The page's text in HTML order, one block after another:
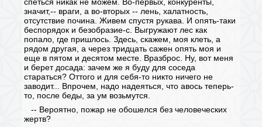
значит,-- враги, а во-вторых -- лень, халатность,
отсутствие почина. Живем спустя рукава. И опять-таки
беспорядок и безобразие-с. Выгружают лес как
попало, где пришлось. Здесь, скажем, моя клеть, а
рядом другая, а через тридцать сажен опять моя и
еще в пятом и десятом месте. Вразброс. Ну, вот меня
и берет досада: зачем же я буду для соседа
стараться? Оттого и для себя-то никто ничего не
заводит... Впрочем, надо надеяться, что авось теперь-
то, после беды, за ум возьмутся.
-- Вероятно, пожар не обошелся без человеческих
жертв?